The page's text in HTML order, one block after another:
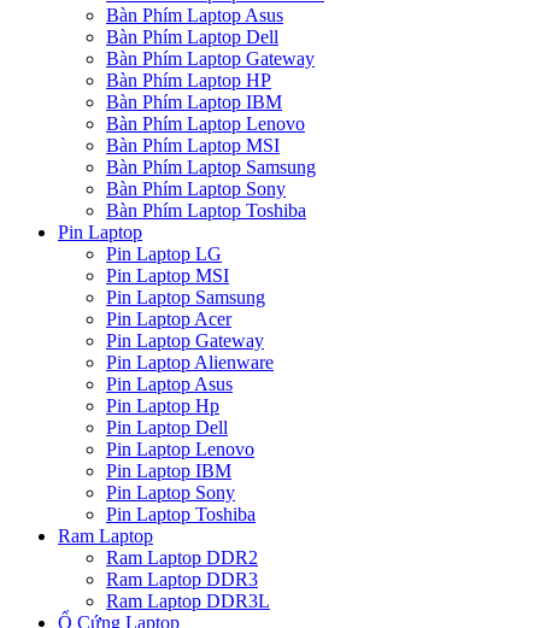
Bàn Phím Laptop Asus
Bàn Phím Laptop Dell
Bàn Phím Laptop Gateway
Bàn Phím Laptop HP
Bàn Phím Laptop IBM
Bàn Phím Laptop Lenovo
Bàn Phím Laptop MSI
Bàn Phím Laptop Samsung
Bàn Phím Laptop Sony
Bàn Phím Laptop Toshiba
Pin Laptop
Pin Laptop LG
Pin Laptop MSI
Pin Laptop Samsung
Pin Laptop Acer
Pin Laptop Gateway
Pin Laptop Alienware
Pin Laptop Asus
Pin Laptop Hp
Pin Laptop Dell
Pin Laptop Lenovo
Pin Laptop IBM
Pin Laptop Sony
Pin Laptop Toshiba
Ram Laptop
Ram Laptop DDR2
Ram Laptop DDR3
Ram Laptop DDR3L
Ổ Cứng Laptop